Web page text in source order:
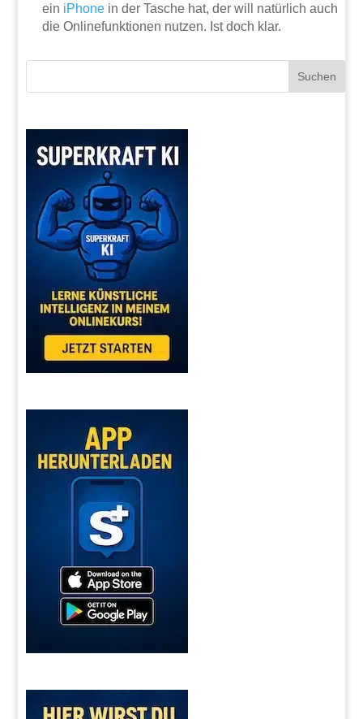
ein iPhone in der Tasche hat, der will natürlich auch
die Onlinefunktionen nutzen. Ist doch klar.